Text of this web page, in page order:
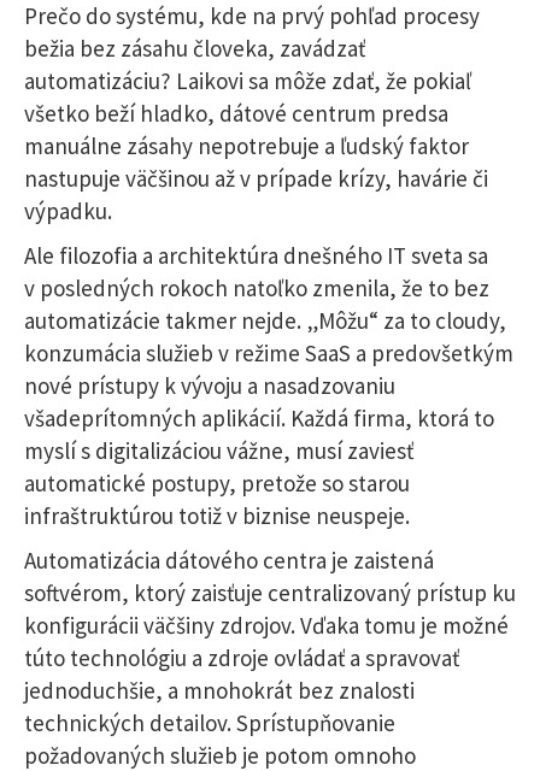
Prečo do systému, kde na prvý pohľad procesy
bežia bez zásahu človeka, zavádzať
automatizáciu? Laikovi sa môže zdať, že pokiaľ
všetko beží hladko, dátové centrum predsa
manuálne zásahy nepotrebuje a ľudský faktor
nastupuje väčšinou až v prípade krízy, havárie či
výpadku.
Ale filozofia a architektúra dnešného IT sveta sa
v posledných rokoch natoľko zmenila, že to bez
automatizácie takmer nejde. „Môžu“ za to cloudy,
konzumácia služieb v režime SaaS a predovšetkým
nové prístupy k vývoju a nasadzovaniu
všadeprítomných aplikácií. Každá firma, ktorá to
myslí s digitalizáciou vážne, musí zaviesť
automatické postupy, pretože so starou
infraštruktúrou totiž v biznise neuspeje.
Automatizácia dátového centra je zaistená
softvérom, ktorý zaisťuje centralizovaný prístup ku
konfigurácii väčšiny zdrojov. Vďaka tomu je možné
túto technológiu a zdroje ovládať a spravovať
jednoduchšie, a mnohokrát bez znalosti
technických detailov. Sprístupňovanie
požadovaných služieb je potom omnoho